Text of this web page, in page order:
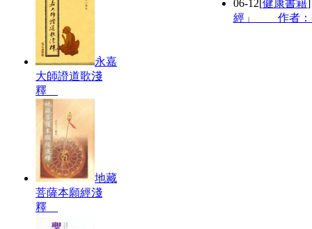
永嘉
大師證道歌淺
釋
地藏
菩薩本願經淺
釋
06-12[健康書籍
經」 作者：